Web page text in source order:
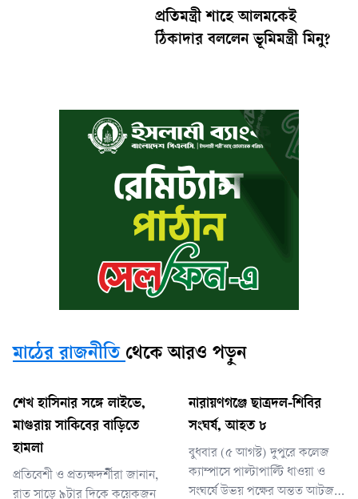
প্রতিমন্ত্রী শাহে আলমকেই
ঠিকাদার বললেন ভূমিমন্ত্রী মিনু?
মাঠের রাজনীতি থেকে আরও পড়ুন
শেখ হাসিনার সঙ্গে লাইভে,
মাগুরায় সাকিবের বাড়িতে
হামলা
প্রতিবেশী ও প্রত্যক্ষদর্শীরা জানান,
রাত সাড়ে ৯টার দিকে কয়েকজন
নারায়ণগঞ্জে ছাত্রদল-শিবির
সংঘর্ষ, আহত ৮
বুধবার (৫ আগস্ট) দুপুরে কলেজ
ক্যাম্পাসে পাল্টাপাল্টি ধাওয়া ও
সংঘর্ষে উভয় পক্ষের অন্তত আটজন